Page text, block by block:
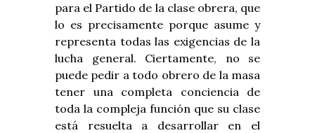
para el Partido de la clase obrera, que
lo es precisamente porque asume y
representa todas las exigencias de la
lucha general. Ciertamente, no se
puede pedir a todo obrero de la masa
tener una completa conciencia de
toda la compleja función que su clase
está resuelta a desarrollar en el